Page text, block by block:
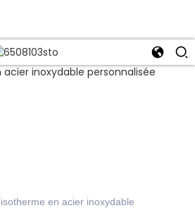
en acier inoxydable